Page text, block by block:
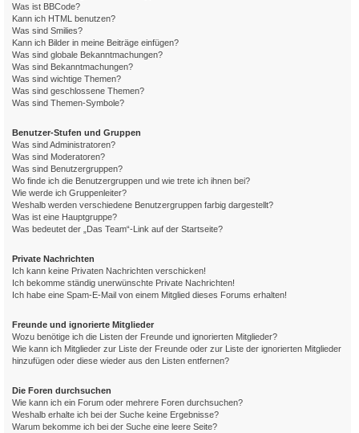
Was ist BBCode?
Kann ich HTML benutzen?
Was sind Smilies?
Kann ich Bilder in meine Beiträge einfügen?
Was sind globale Bekanntmachungen?
Was sind Bekanntmachungen?
Was sind wichtige Themen?
Was sind geschlossene Themen?
Was sind Themen-Symbole?
Benutzer-Stufen und Gruppen
Was sind Administratoren?
Was sind Moderatoren?
Was sind Benutzergruppen?
Wo finde ich die Benutzergruppen und wie trete ich ihnen bei?
Wie werde ich Gruppenleiter?
Weshalb werden verschiedene Benutzergruppen farbig dargestellt?
Was ist eine Hauptgruppe?
Was bedeutet der „Das Team“-Link auf der Startseite?
Private Nachrichten
Ich kann keine Privaten Nachrichten verschicken!
Ich bekomme ständig unerwünschte Private Nachrichten!
Ich habe eine Spam-E-Mail von einem Mitglied dieses Forums erhalten!
Freunde und ignorierte Mitglieder
Wozu benötige ich die Listen der Freunde und ignorierten Mitglieder?
Wie kann ich Mitglieder zur Liste der Freunde oder zur Liste der ignorierten Mitglieder
hinzufügen oder diese wieder aus den Listen entfernen?
Die Foren durchsuchen
Wie kann ich ein Forum oder mehrere Foren durchsuchen?
Weshalb erhalte ich bei der Suche keine Ergebnisse?
Warum bekomme ich bei der Suche eine leere Seite?